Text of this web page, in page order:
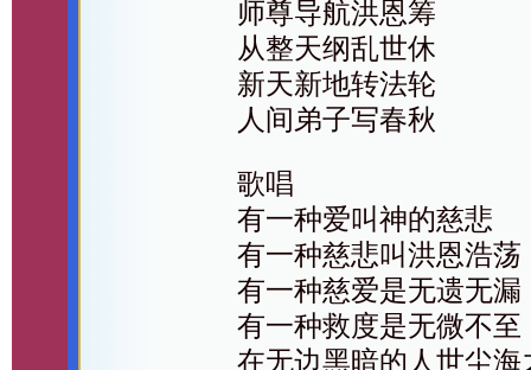
师尊导航洪恩筹
从整天纲乱世休
新天新地转法轮
人间弟子写春秋
歌唱
有一种爱叫神的慈悲
有一种慈悲叫洪恩浩荡
有一种慈爱是无遗无漏
有一种救度是无微不至
在无边黑暗的人世尘海